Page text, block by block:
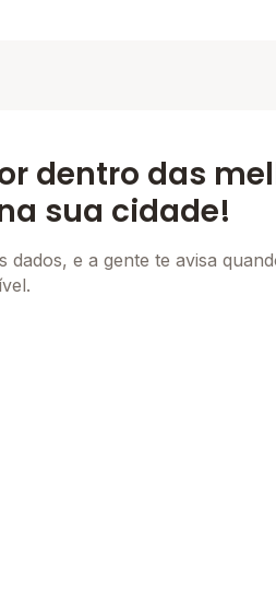
dentro das
sua cidade!
dados, e a gente te avisa